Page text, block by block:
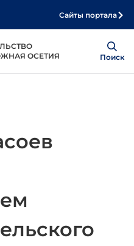
Сайты портала
ОСЕТИЯ
Show
Поиск